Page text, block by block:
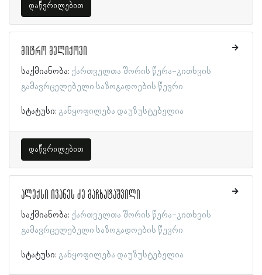
დაწვრილებით
მიტრო მელიქოვი
საქმიანობა: ქართველთა შორის წერა-კითხვის
გამავრცელებელი საზოგადოების წევრი
სტატუსი: განყოფილება დაუზუსტებელია
დაწვრილებით
ალექსი ივანეს ძე მაჩხატაშვილი
საქმიანობა: ქართველთა შორის წერა-კითხვის
გამავრცელებელი საზოგადოების წევრი
სტატუსი: განყოფილება დაუზუსტებელია